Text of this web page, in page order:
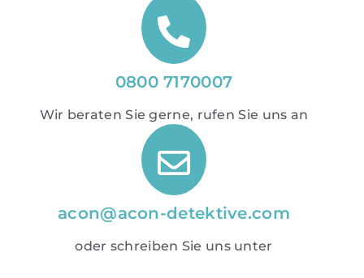
0800 7170007
Wir beraten Sie gerne, rufen Sie uns an
acon@acon-detektive.com
oder schreiben Sie uns unter